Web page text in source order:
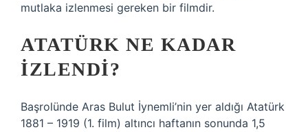
mutlaka izlenmesi gereken bir filmdir.
ATATÜRK NE KADAR
IZLENDI?
Başrolünde Aras Bulut İynemli’nin yer aldığı Atatürk
1881 – 1919 (1. film) altıncı haftanın sonunda 1,5